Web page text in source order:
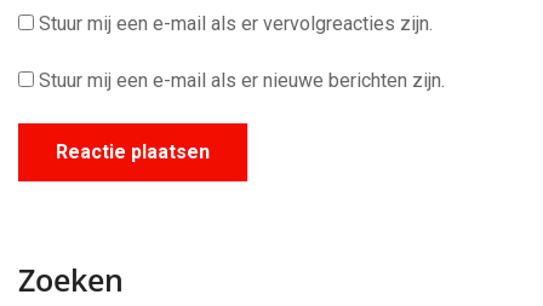
Stuur mij een e-mail als er vervolgreacties zijn.
Stuur mij een e-mail als er nieuwe berichten zijn.
Zoeken